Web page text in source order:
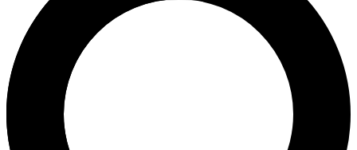
Schiedsrichter
Football Lexikon